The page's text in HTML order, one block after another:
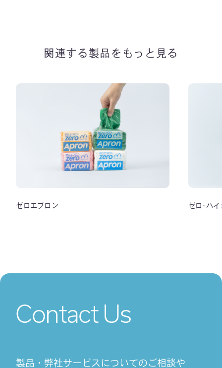
関連する製品をもっと見る
ゼロエプロン ゼロ･ハ
Contact Us
製品・弊社サービスについてのご相談や